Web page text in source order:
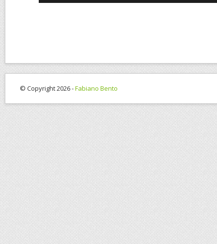
© Copyright 2026 -Fabiano Bento